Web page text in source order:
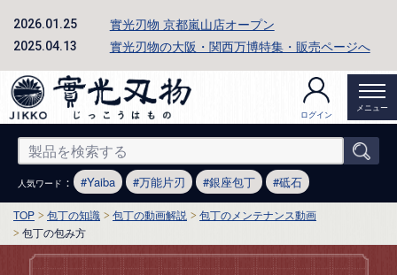
2026.01.25 實光刃物 京都嵐山店オープン
2025.04.13 實光刃物の大阪・関西万博特集・販売ページへ
ログイン
メニュー
人気ワード ： Yaiba 万能片刃 銀座包丁 砥石
TOP 包丁の知識 包丁の動画解説
包丁のメンテナンス動画
包丁の包み方